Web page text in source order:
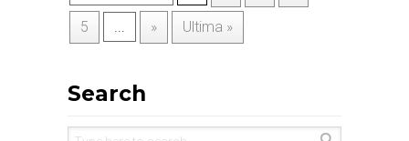
5 ... » Ultima »
Search